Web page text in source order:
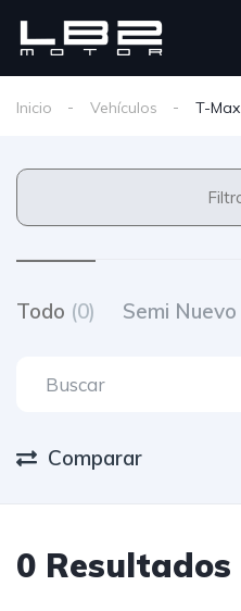
Inicio Vehículos T-Max
Todo (0) Semi Nuevo
Comparar
0 Resultados